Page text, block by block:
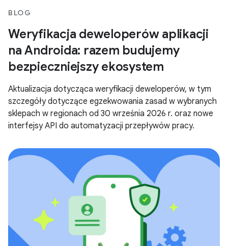
BLOG
Weryfikacja deweloperów aplikacji
na Androida: razem budujemy
bezpieczniejszy ekosystem
Aktualizacja dotycząca weryfikacji deweloperów, w tym
szczegóły dotyczące egzekwowania zasad w wybranych
sklepach w regionach od 30 września 2026 r. oraz nowe
interfejsy API do automatyzacji przepływów pracy.